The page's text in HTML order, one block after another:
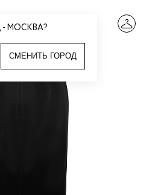
МОСКВА?
СМЕНИТЬ ГОРОД